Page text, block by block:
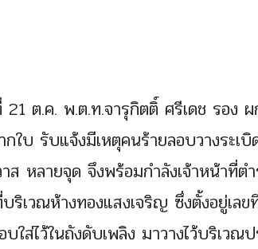
21 ต.ค. พ.ต.ท.จารุกิตติ์ ศรีเดช รอง
ใบ รับแจ้งมีเหตุคนร้ายลอบวางระเ
ส หลายจุด จึงพร้อมกำลังเจ้าหน้าที่ต
ริเวณห้างทองแสงเจริญ ซึ่งตั้งอยู่เล
บใส่ไว้ในถังดับเพลิง มาวางไว้บริเว